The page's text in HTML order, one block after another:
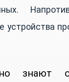
устройства